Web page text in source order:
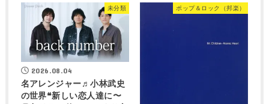
未分類
2026.08.04
名アレンジャー♬小林武史
の世界❝新しい恋人達に〜
ポップ＆ロック（邦楽）